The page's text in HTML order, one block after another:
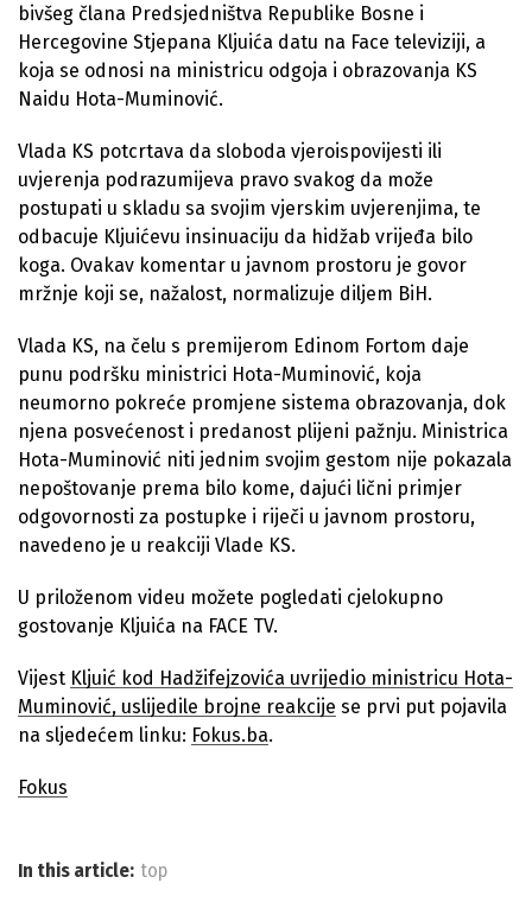
bivšeg člana Predsjedništva Republike Bosne i
Hercegovine Stjepana Kljuića datu na Face televiziji, a
koja se odnosi na ministricu odgoja i obrazovanja KS
Naidu Hota-Muminović.
Vlada KS potcrtava da sloboda vjeroispovijesti ili
uvjerenja podrazumijeva pravo svakog da može
postupati u skladu sa svojim vjerskim uvjerenjima, te
odbacuje Kljuićevu insinuaciju da hidžab vrijeđa bilo
koga. Ovakav komentar u javnom prostoru je govor
mržnje koji se, nažalost, normalizuje diljem BiH.
Vlada KS, na čelu s premijerom Edinom Fortom daje
punu podršku ministrici Hota-Muminović, koja
neumorno pokreće promjene sistema obrazovanja, dok
njena posvećenost i predanost plijeni pažnju. Ministrica
Hota-Muminović niti jednim svojim gestom nije pokazala
nepoštovanje prema bilo kome, dajući lični primjer
odgovornosti za postupke i riječi u javnom prostoru,
navedeno je u reakciji Vlade KS.
U priloženom videu možete pogledati cjelokupno
gostovanje Kljuića na FACE TV.
Vijest Kljuić kod Hadžifejzovića uvrijedio ministricu Hota-
Muminović, uslijedile brojne reakcije se prvi put pojavila
na sljedećem linku: Fokus.ba.
Fokus
In this article: top